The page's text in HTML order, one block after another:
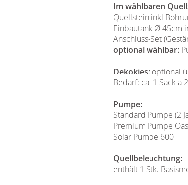
Im wählbaren
Quellstein inkl
Einbautank Ø 45cm
Anschluss-Set
optional wählbar:
Dekokies: optional
Bedarf: ca. 1 Sack a
Pumpe:
Standard Pumpe (2
Premium Pumpe
Solar Pumpe 600
Quellbeleuchtung:
enthält 1 Stk.